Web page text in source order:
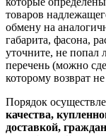
товаров
обмену на
габарита, фасона,
уточните, не попал
перечень (можно
которому возврат
Порядок
качества,
доставкой,